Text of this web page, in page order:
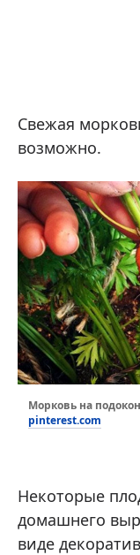
Свежая
возможно.
Морковь на
pinterest.com
Некоторые
домашнего
виде